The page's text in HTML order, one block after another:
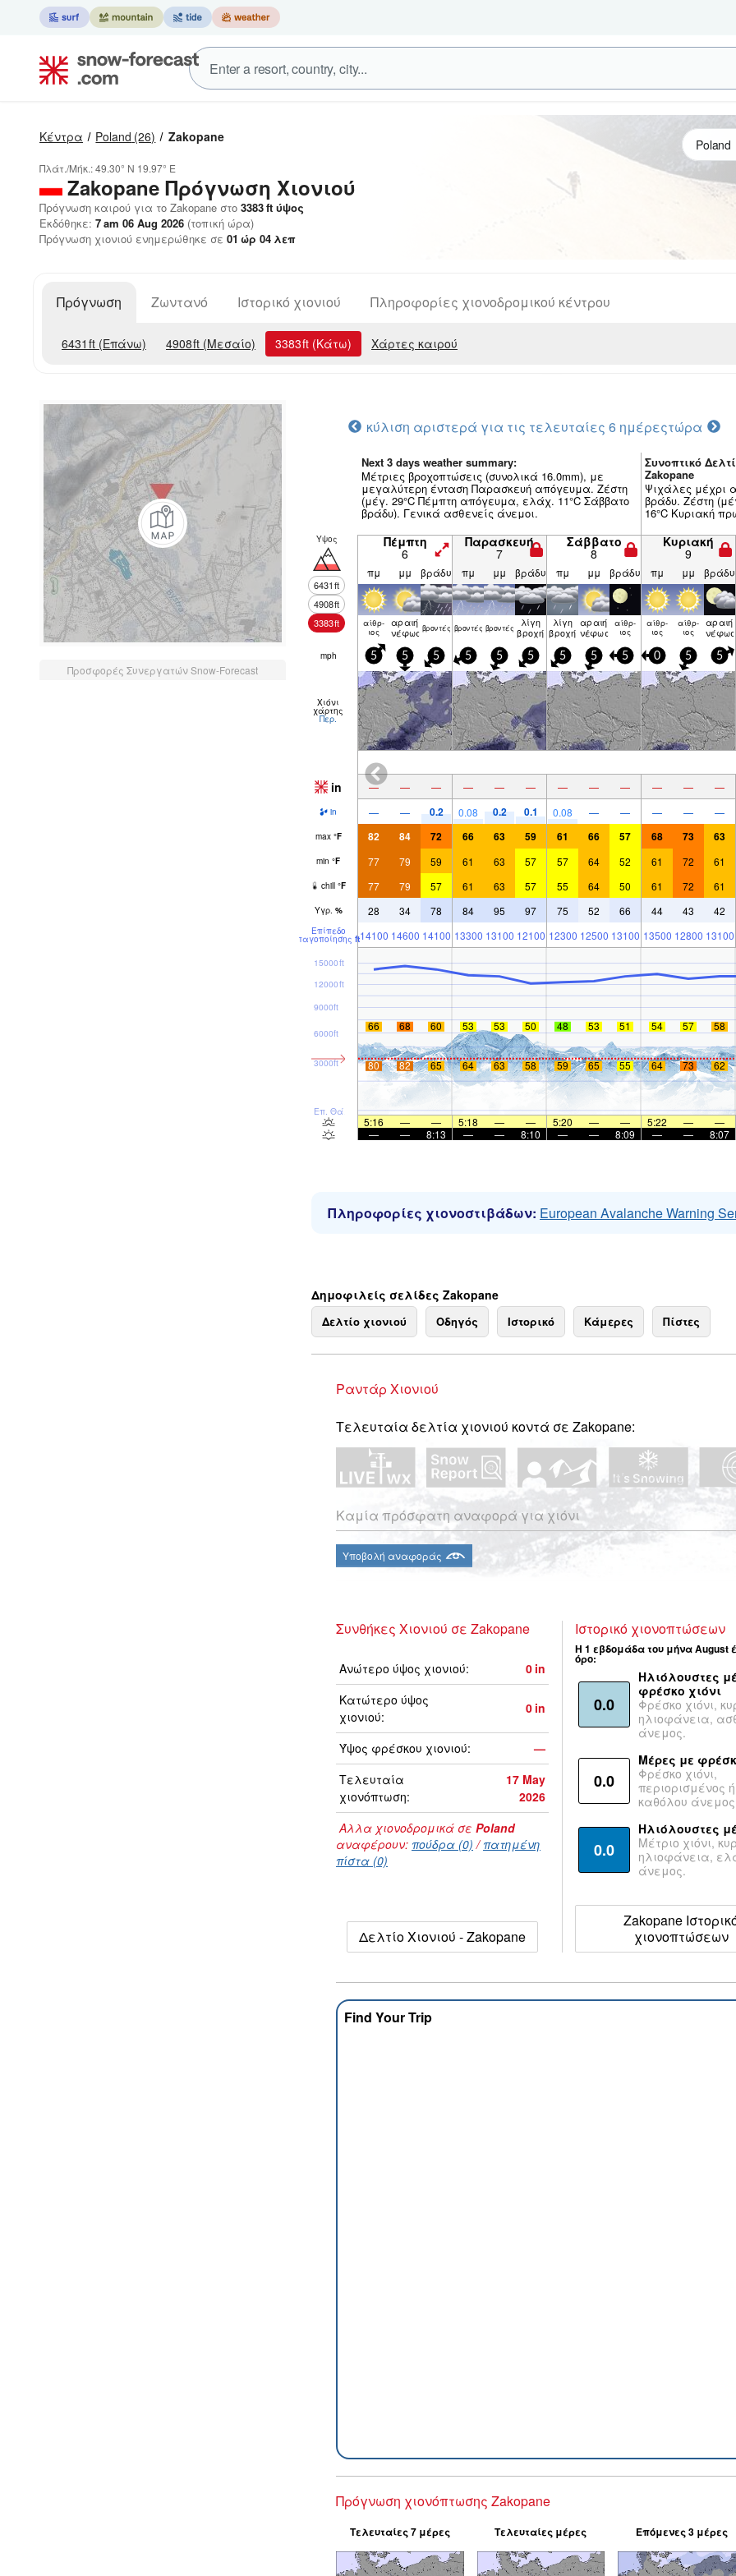
Κέντρα Poland (26) Zakopane
Πλάτ./Μήκ.:49.30° N 19.97° E
Zakopane Πρόγνωση Χιονιού
Πρόγνωση καιρού για το Zakopane στο 3383ft ύψος
Εκδόθηκε: 7 am 06 Aug 2026 (τοπική ώρα)
Πρόγνωση χιονιού ενημερώθηκε σε 01 ώρ 04 λεπ
Πρόγνωση Ζωντανό Ιστορικό χιονιού Πληροφορίες χιονοδρομικού κέντρου
6431 ft (Επάνω) 4908ft (Μεσαίο) 3383ft (Κάτω) Χάρτες καιρού
Προσφορές Συνεργατών Snow-Forecast
κύλιση αριστερά για τις τελευταίες 6 ημέρεςτώρα
Next 3 days weather summary:
Μέτριες βροχοπτώσεις (συνολικά 16.0mm), με
μεγαλύτερη ένταση Παρασκευή απόγευμα. Ζέστη
(μέγ. 29°C Πέμπτη απόγευμα, ελάχ. 11°C Σάββατο
βράδυ). Γενικά ασθενείς άνεμοι.
Συνοπτικό
Zakopane
Ψιχάλες μέχρι
βράδυ. Ζέστη
16°C Κυριακή
Υψος
6431ft
4908ft
3383ft
Πέμπτη
6
Παρασκευή
7
Σάββατο
8
Κυριακή
9
πμ μμ βράδυ πμ μμ βράδυ πμ μμ βράδυ πμ μμ βράδυ
αίθρ­
ιος
αραιή
νέφωσηβρον­τές βρον­τές βρον­τές λίγη
βροχή
λίγη
βροχή
αραιή
νέφωση
αίθρ­
ιος
αίθρ­
ιος
αίθρ­
ιος
αραιή
νέφωση
mph 5 5 5 5 5 5 5 5 5 0 5 5
Χιόνι
χάρτης
Περ.
in — — — — — — — — — — — —
in — — 0.2 0.08 0.2 0.1 0.08 — — — — —
max °F 82 84 72 66 63 59 61 66 57 68 73 63
min °F 77 79 59 61 63 57 57 64 52 61 72 61
chill °F 77 79 57 61 63 57 55 64 50 61 72 61
Υγρ. % 28 34 78 84 95 97 75 52 66 44 43 42
Επίπεδο
παγοποίησης ft14100 14600 14100 13300 13100 12100 12300 12500 13100 13500 12800 13100
Επ. Θάλ
3000ft
6000ft
9000ft
12000ft
15000ft
66 68 60 53 53 50 48 53 51 54 57 58
80 82 65 64 63 58 59 65 55 64 73 62
5:16 — — 5:18 — — 5:20 — — 5:22 — —
—
— 8:13 — — 8:10 — — 8:09 — — 8:07
Πληροφορίες χιονοστιβάδων: European Avalanche Warning
Δημοφιλείς σελίδες Zakopane
Δελτίο χιονιού Οδηγός Ιστορικό Κάμερες Πίστες
Ραντάρ Χιονιού
Τελευταία δελτία χιονιού κοντά σε Zakopane:
Καμία πρόσφατη αναφορά για χιόνι
Υποβολή αναφοράς
Συνθήκες Χιονιού σε Zakopane
Ανώτερο ύψος χιονιού: 0 in
Κατώτερο ύψος
χιονιού:
0 in
Ύψος φρέσκου χιονιού:
—
Τελευταία
χιονόπτωση:
17 May
2026
Αλλα χιονοδρομικά σε Poland
αναφέρουν: πούδρα (0) /πατημένη
πίστα (0)
Δελτίο Χιονιού - Zakopane
Ιστορικό χιονοπτώσεων
Η 1 εβδομάδα του μήνα August
όρο:
0.0
Ηλιόλουστες
φρέσκο χιόνι
Φρέσκο χιόνι,
ηλιοφάνεια,
άνεμος.
0.0
Μέρες με
Φρέσκο χιόνι,
περιορισμένος
καθόλου
0.0
Ηλιόλουστες
Μέτριο χιόνι,
ηλιοφάνεια,
άνεμος.
Zakopane
χιονοπτώσεων
Find Your Trip
Πρόγνωση χιονόπτωσης Zakopane
Τελευταίες 7 μέρες Τελευταίες μέρες Επόμενες 3 μέρες